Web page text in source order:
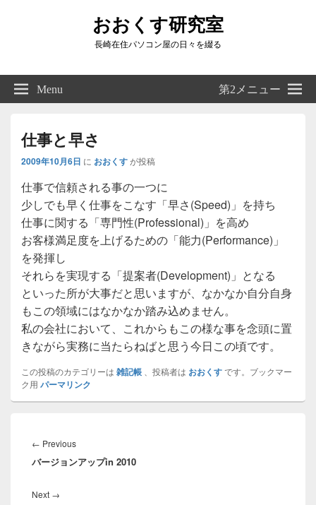
おおくす研究室
長崎在住パソコン屋の日々を綴る
Right
Sidebar
Widget
Menu 第2メニュー
仕事と早さ
2009年10月6日 に おおくすが投稿
仕事で信頼される事の一つに
少しでも早く仕事をこなす「早さ(Speed)」を持ち
仕事に関する「専門性(Professional)」を高め
お客様満足度を上げるための「能力(Performance)」
を発揮し
それらを実現する「提案者(Development)」となる
といった所が大事だと思いますが、なかなか自分自身
もこの領域にはなかなか踏み込めません。
私の会社において、これからもこの様な事を念頭に置
きながら実務に当たらねばと思う今日この頃です。
この投稿のカテゴリーは 雑記帳 、投稿者は おおくすです。ブックマー
ク用 パーマリンク
稿
ナ
ゲ
← PreviousPrevious
post:
バージョンアップin 2010
Next →